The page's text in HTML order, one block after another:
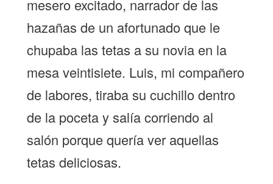
mesero excitado, narrador de las
hazañas de un afortunado que le
chupaba las tetas a su novia en la
mesa veintisiete. Luis, mi compañero
de labores, tiraba su cuchillo dentro
de la poceta y salía corriendo al
salón porque quería ver aquellas
tetas deliciosas.